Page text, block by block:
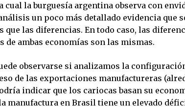
cual la burguesía argentina observa con
un poco más detallado evidencia que
que las diferencias. En todo caso, las
de ambas economías son las mismas.
observarse si analizamos la
de las exportaciones manufactureras
indicar que los cariocas basan su
manufactura en Brasil tiene un elevado